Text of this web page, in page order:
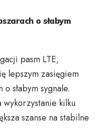
o słabym
pasm LTE,
lepszym zasięgiem
słabym sygnale.
kilku
szanse na stabilne